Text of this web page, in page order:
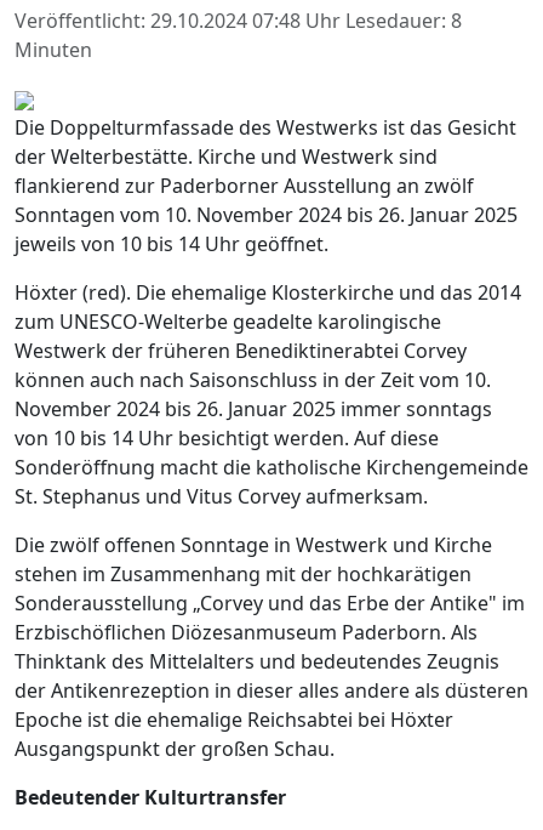
Veröffentlicht: 29.10.2024 07:48 Uhr Lesedauer: 8
Minuten
Die Doppelturmfassade des Westwerks ist das Gesicht
der Welterbestätte. Kirche und Westwerk sind
flankierend zur Paderborner Ausstellung an zwölf
Sonntagen vom 10. November 2024 bis 26. Januar 2025
jeweils von 10 bis 14 Uhr geöffnet.
Höxter (red). Die ehemalige Klosterkirche und das 2014
zum UNESCO-Welterbe geadelte karolingische
Westwerk der früheren Benediktinerabtei Corvey
können auch nach Saisonschluss in der Zeit vom 10.
November 2024 bis 26. Januar 2025 immer sonntags
von 10 bis 14 Uhr besichtigt werden. Auf diese
Sonderöffnung macht die katholische Kirchengemeinde
St. Stephanus und Vitus Corvey aufmerksam.
Die zwölf offenen Sonntage in Westwerk und Kirche
stehen im Zusammenhang mit der hochkarätigen
Sonderausstellung „Corvey und das Erbe der Antike" im
Erzbischöflichen Diözesanmuseum Paderborn. Als
Thinktank des Mittelalters und bedeutendes Zeugnis
der Antikenrezeption in dieser alles andere als düsteren
Epoche ist die ehemalige Reichsabtei bei Höxter
Ausgangspunkt der großen Schau.
Bedeutender Kulturtransfer